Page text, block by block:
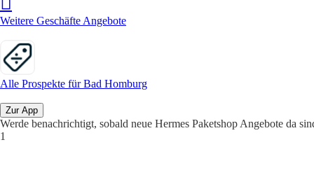
Weitere Geschäfte Angebote
Alle Prospekte für Bad Homburg
Zur App
Werde benachrichtigt, sobald neue Hermes Paketshop Angebote da